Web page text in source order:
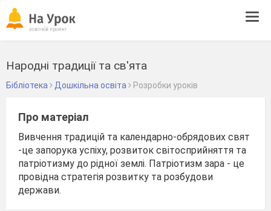
Народні традиції та св'ята
Бібліотека Дошкільна освіта Розробки уроків
Про матеріал
Вивчення традицій та календарно-обрядових свят
-це запорука успіху, розвиток світосприйняття та
патріотизму до рідної землі. Патріотизм зара - це
провідна стратегія розвитку та розбудови
держави.